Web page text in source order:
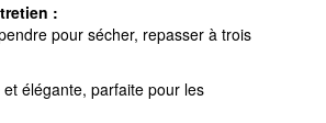
:
pour sécher, repasser à trois
élégante, parfaite pour les